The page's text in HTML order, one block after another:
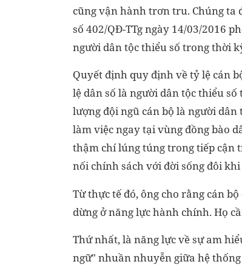
cũng vận hành trơn tru. Chúng ta
số 402/QĐ-TTg ngày 14/03/2016
người dân tộc thiểu số trong thời
Quyết định quy định về tỷ lệ cán
lệ dân số là người dân tộc thiểu
lượng đội ngũ cán bộ là người dân
làm việc ngay tại vùng đồng bào
thậm chí lúng túng trong tiếp cận
nối chính sách với đời sống đôi
Từ thực tế đó, ông cho rằng cán
dừng ở năng lực hành chính. Họ
Thứ nhất, là năng lực về sự am
ngữ" nhuần nhuyễn giữa hệ thống